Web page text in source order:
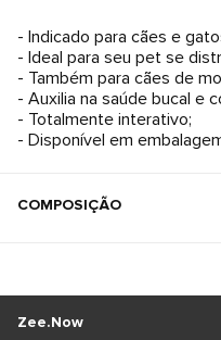
- Indicado para cães e
- Ideal para seu pet se
- Também para cães de
- Auxilia na saúde bucal e
- Totalmente interativo;
- Disponível em
COMPOSIÇÃO
Zee.Now